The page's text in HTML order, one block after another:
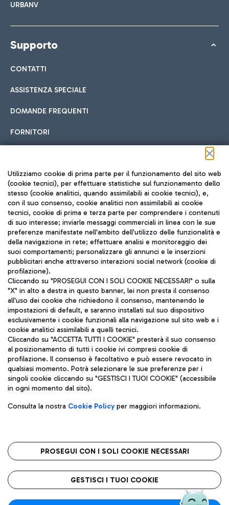
URBANV
Supporto
CONTATTI
ASSISTENZA SPECIALE
DOMANDE FREQUENTI
FORNITORI
Seguici sui social
TRAVEL JOURNAL
ITA
Aeroporti di Roma S.p.A. - Società soggetta a direzione e
coordinamento di Mundys S.p.A.
Codice fiscale e Registro delle Imprese di Roma 13032990155 P.
IVA 06572251004
Capitale sociale 62.224.743,00 int. vers.
Sede legale: Via Pier Paolo Racchetti 1 - 00054 Fiumicino (RM)
telefono +39 06 65951
Privacy policy
Note legali
Roma FCO
L'aeroporto stellato
Utilizziamo cookie di prima parte per il funzionamento del sito web
(cookie tecnici), per effettuare statistiche sul funzionamento dello
stesso (cookie analitici, quando assimilabili ai cookie tecnici), e,
con il suo consenso, cookie analitici non assimilabili ai cookie
tecnici, cookie di prima e terza parte per comprendere i contenuti
di suo interesse; inviarle messaggi commerciali in linea con le sue
preferenze manifestate nell'ambito dell'utilizzo delle funzionalità e
della navigazione in rete; effettuare analisi e monitoraggio dei
suoi comportamenti; personalizzare gli annunci e le inserzioni
pubblicitari anche attraverso interazioni social network (cookie di
profilazione).
Cliccando su "PROSEGUI CON I SOLI COOKIE NECESSARI" o sulla
"X" in alto a destra in questo banner, lei non presta il consenso
all'uso dei cookie che richiedono il consenso, mantenendo le
impostazioni di default, e saranno installati sul suo dispositivo
esclusivamente i cookie funzionali alla navigazione sul sito web e i
cookie analitici assimilabili a quelli tecnici.
Cliccando su "ACCETTA TUTTI I COOKIE" presterà il suo consenso
al posizionamento di tutti i cookie ivi compresi cookie di
profilazione. Il consenso è facoltativo e può essere revocato in
qualsiasi momento. Potrà selezionare le sue preferenze per i
singoli cookie cliccando su "GESTISCI I TUOI COOKIE" (accessibile
in ogni momento dal sito).
Consulta la nostra Cookie Policyper maggiori informazioni.
PROSEGUI CON I SOLI COOKIE NECESSARI
GESTISCI I TUOI COOKIE